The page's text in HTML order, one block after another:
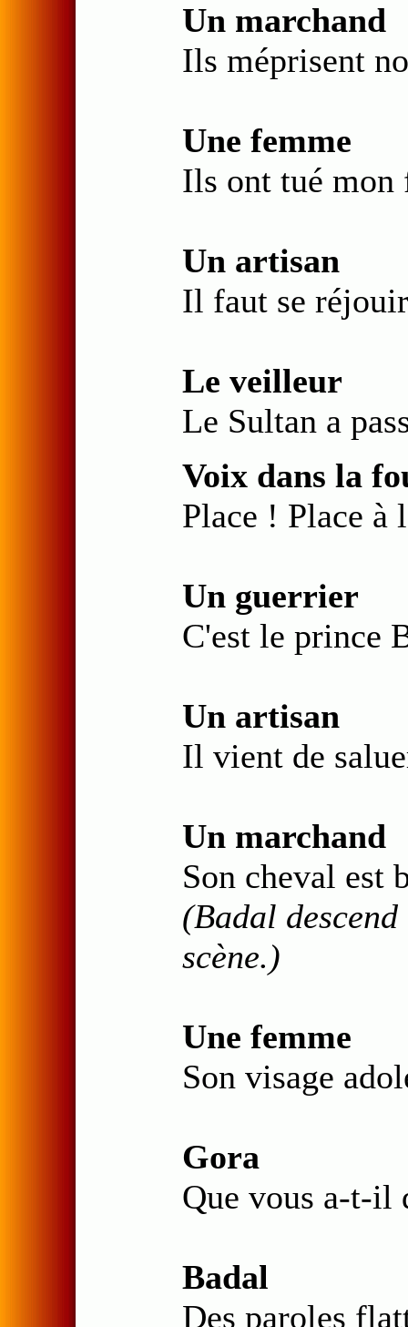
Un marchand
Ils méprisent
Une femme
Ils ont tué
Un artisan
Il faut se
Le veilleur
Le Sultan a
Voix dans la
Place ! Place à
Un guerrier
C'est le prince
Un artisan
Il vient de
Un marchand
Son cheval est
(Badal
scène.)
Une femme
Son visage
Gora
Que vous a-t-il
Badal
Des paroles